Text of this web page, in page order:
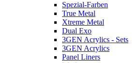
Spezial-Farben
True Metal
Xtreme Metal
Dual Exo
3GEN Acrylics - Sets
3GEN Acrylics
Panel Liners